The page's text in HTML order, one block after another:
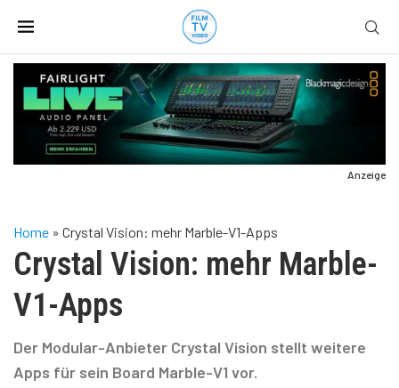
Anzeige
Home » Crystal Vision: mehr Marble-V1-Apps
Crystal Vision: mehr Marble-
V1-Apps
Der Modular-Anbieter Crystal Vision stellt weitere
Apps für sein Board Marble-V1 vor.